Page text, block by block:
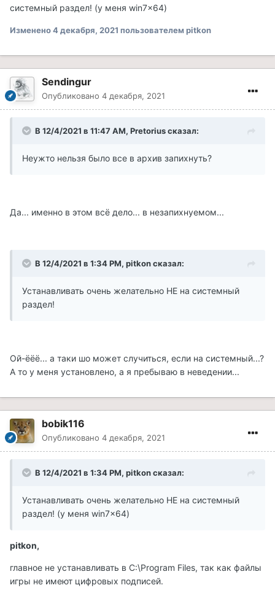
системный раздел! (у меня win7x64)
Изменено4 декабря, 2021 пользователем pitkon
Sendingur
Опубликовано 4 декабря, 2021
В 12/4/2021 в 11:47 AM, Pretorius сказал:
Неужто нельзя было все в архив запихнуть?
Да... именно в этом всё дело... в незапихнуемом...
В 12/4/2021 в 1:34 PM, pitkon сказал:
Устанавливать очень желательно НЕ на системный
раздел!
Ой-ёёё... а таки шо может случиться, если на системный...?
А то у меня установлено, а я пребываю в неведении...
bobik116
Опубликовано 4 декабря, 2021
В 12/4/2021 в 1:34 PM, pitkon сказал:
Устанавливать очень желательно НЕ на системный
раздел! (у меня win7x64)
pitkon,
главное не устанавливать в C:\Program Files, так как файлы
игры не имеют цифровых подписей.